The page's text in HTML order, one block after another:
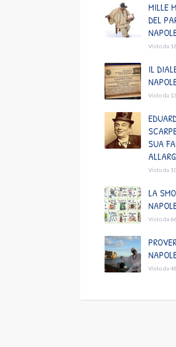
MILLE
DEL
Visto da
IL
Visto da
SUA
Visto da
LA
Visto da
Visto da